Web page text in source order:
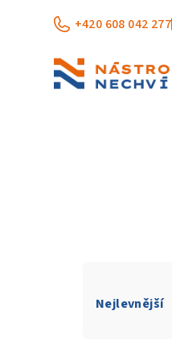
+420 608 042 277
aNejlevnější